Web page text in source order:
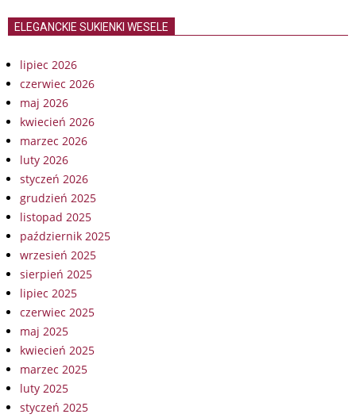
ELEGANCKIE SUKIENKI WESELE
lipiec 2026
czerwiec 2026
maj 2026
kwiecień 2026
marzec 2026
luty 2026
styczeń 2026
grudzień 2025
listopad 2025
październik 2025
wrzesień 2025
sierpień 2025
lipiec 2025
czerwiec 2025
maj 2025
kwiecień 2025
marzec 2025
luty 2025
styczeń 2025